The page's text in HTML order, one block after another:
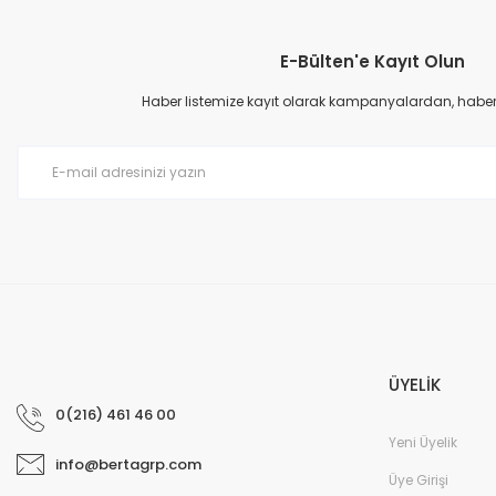
Ürün resmi kalitesiz, bozuk veya görüntülenemiyor.
Ürün açıklamasında eksik bilgiler bulunuyor.
E-Bülten'e Kayıt Olun
Haber listemize kayıt olarak kampanyalardan,
0(216) 461 46 00
info@bertagrp.com
ÜYELİK
Yeni Üyelik
Üye Girişi